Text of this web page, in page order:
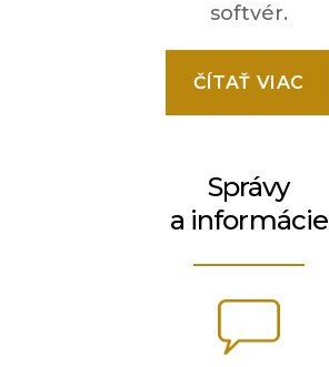
softvér.
ČÍTAŤ VIAC
Správy
a informácie